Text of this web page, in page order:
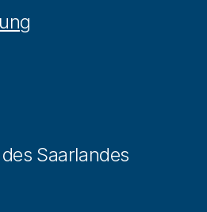
Saarlandes